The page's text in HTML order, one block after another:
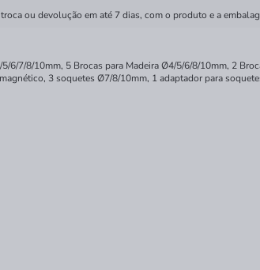
ou devolução em até 7 dias, com o produto e a
7/8/10mm, 5 Brocas para Madeira Ø4/5/6/8/10mm, 2
3 soquetes Ø7/8/10mm, 1 adaptador para